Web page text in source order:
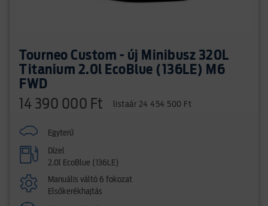
Tourneo Custom - új Minibusz 320L
Titanium 2.0l EcoBlue (136LE) M6
FWD
14 390 000 Ft listaár 24 454 500 Ft
Egyterű
Dízel
2.0l EcoBlue (136LE)
Manuális váltó 6 fokozat
Elsőkerékhajtás